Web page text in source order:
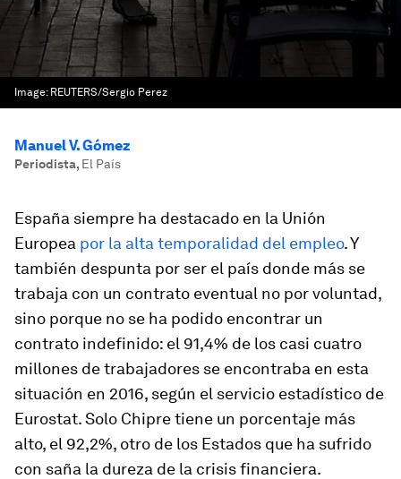
Image: REUTERS/Sergio Perez
Manuel V. Gómez
Periodista, El País
España siempre ha destacado en la Unión
Europea por la alta temporalidad del empleo. Y
también despunta por ser el país donde más se
trabaja con un contrato eventual no por voluntad,
sino porque no se ha podido encontrar un
contrato indefinido: el 91,4% de los casi cuatro
millones de trabajadores se encontraba en esta
situación en 2016, según el servicio estadístico de
Eurostat. Solo Chipre tiene un porcentaje más
alto, el 92,2%, otro de los Estados que ha sufrido
con saña la dureza de la crisis financiera.